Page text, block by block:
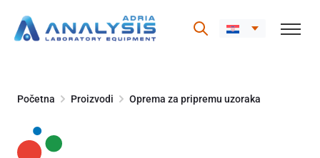
content
Početna Proizvodi Oprema za pripremu uzoraka